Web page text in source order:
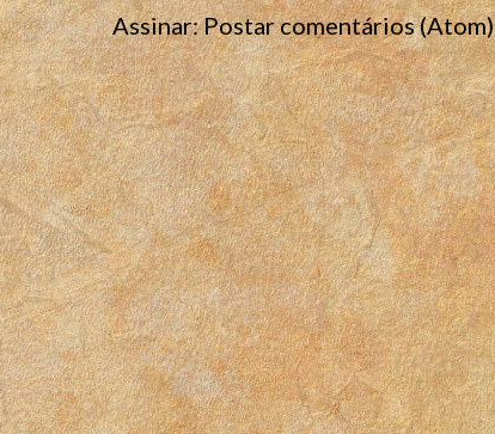
Assinar:Postar comentários (Atom)